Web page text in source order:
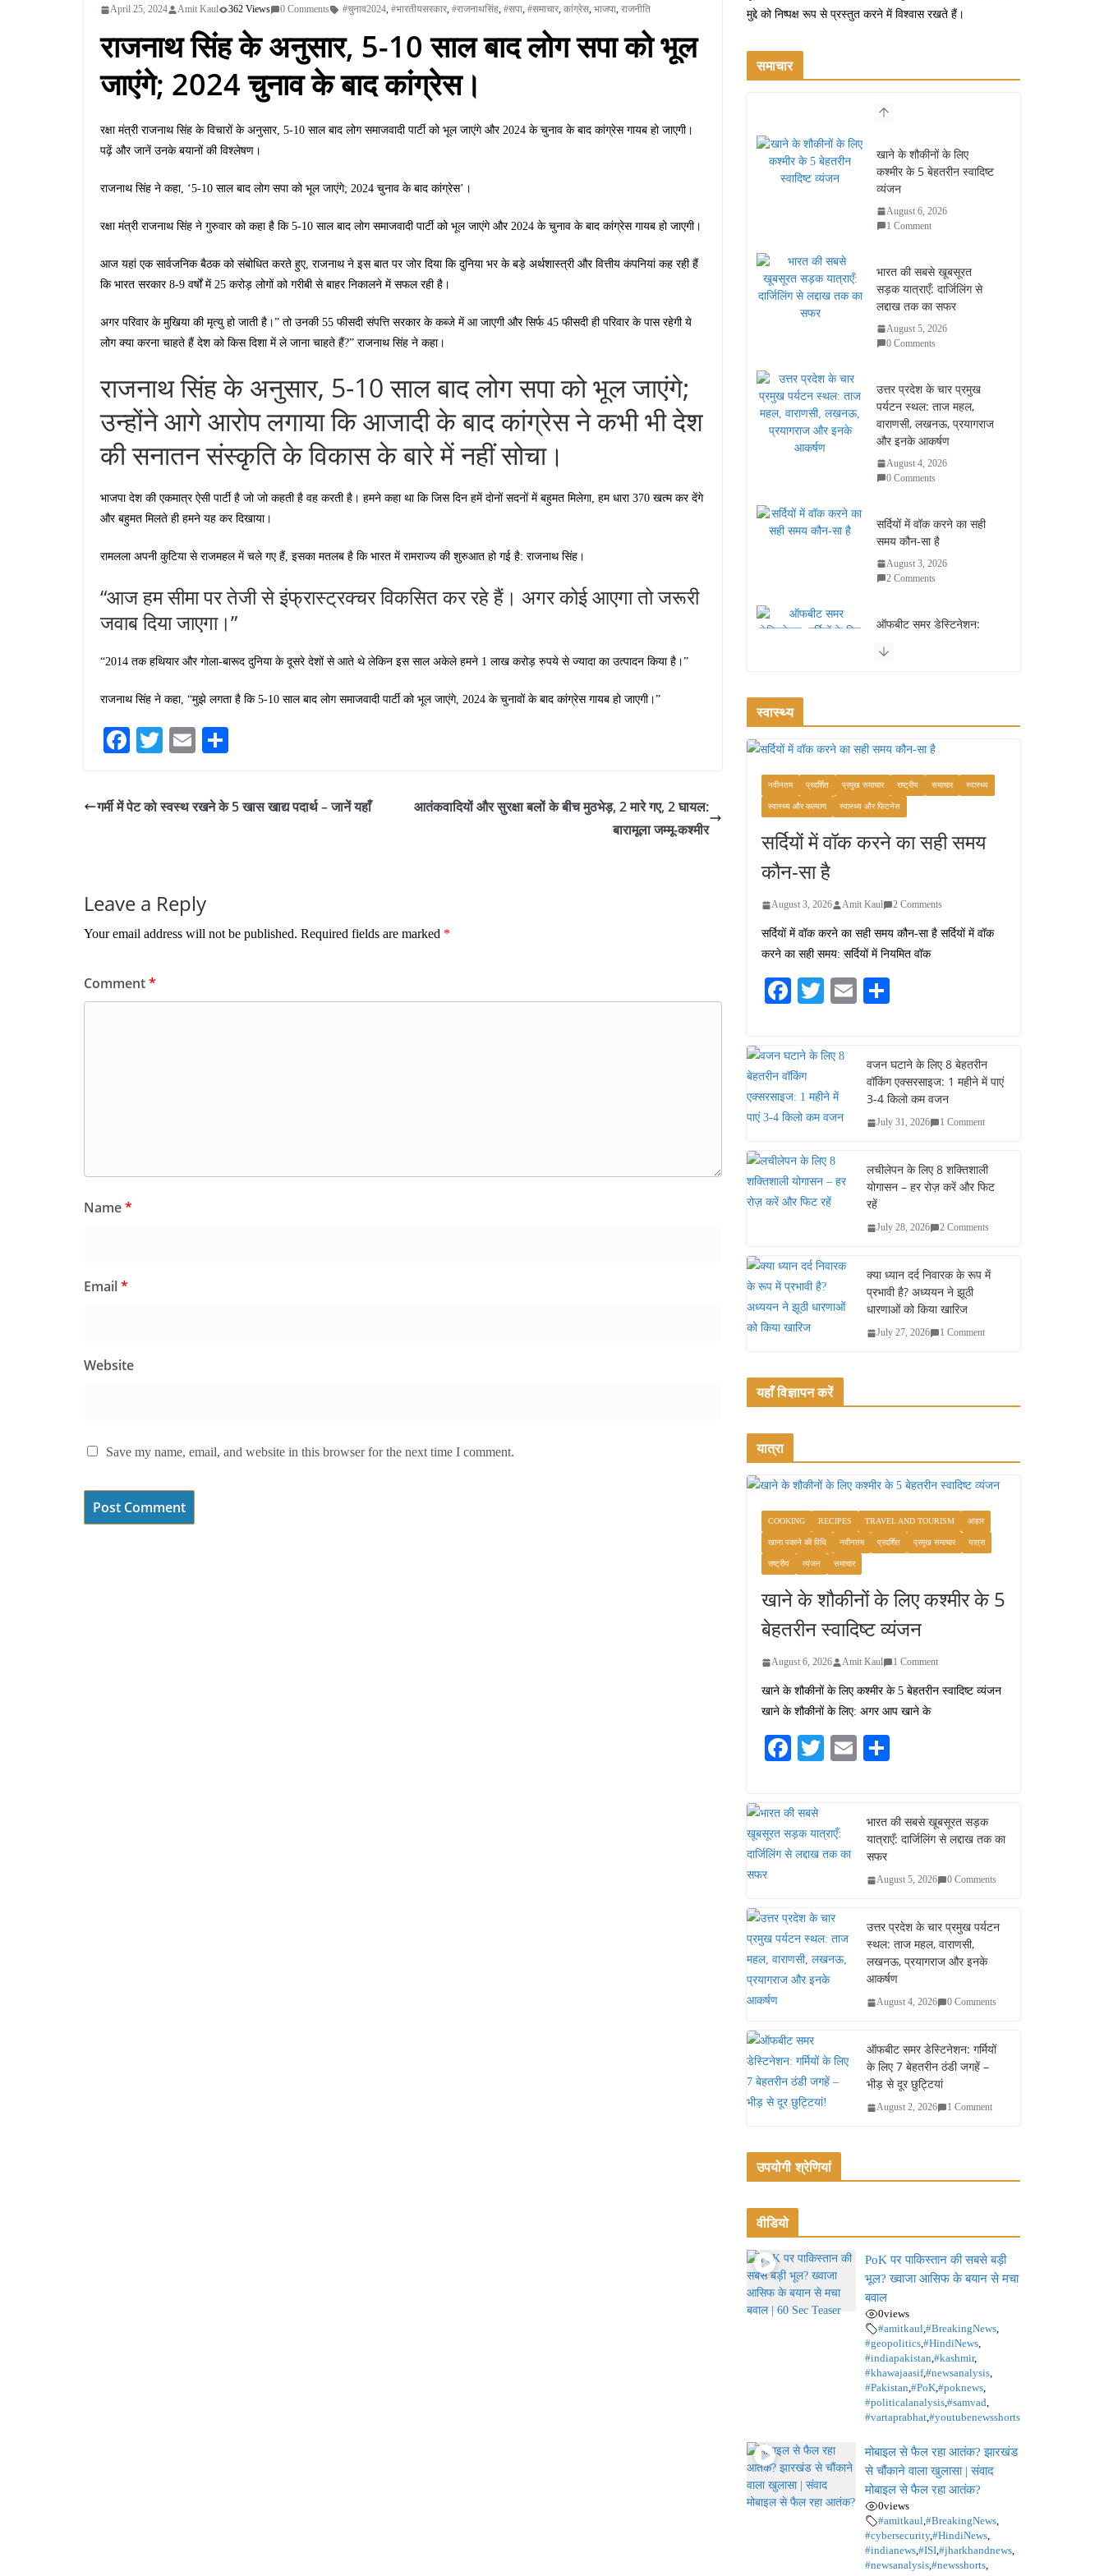
April 25, 2024 Amit Kaul 362 Views 0 Comments #चुनाव2024, #भारतीयसरकार, #राजनाथसिंह, #सपा, #समाचार, कांग्रेस, भाजपा, राजनीति
राजनाथ सिंह के अनुसार, 5-10 साल बाद लोग सपा को भूल
जाएंगे; 2024 चुनाव के बाद कांग्रेस।
रक्षा मंत्री राजनाथ सिंह के विचारों के अनुसार, 5-10 साल बाद लोग समाजवादी पार्टी को भूल जाएंगे और 2024 के चुनाव के बाद कांग्रेस गायब हो जाएगी।
पढ़ें और जानें उनके बयानों की विश्लेषण।
राजनाथ सिंह ने कहा, ‘5-10 साल बाद लोग सपा को भूल जाएंगे; 2024 चुनाव के बाद कांग्रेस’।
रक्षा मंत्री राजनाथ सिंह ने गुरुवार को कहा है कि 5-10 साल बाद लोग समाजवादी पार्टी को भूल जाएंगे और 2024 के चुनाव के बाद कांग्रेस गायब हो जाएगी।
आज यहां एक सार्वजनिक बैठक को संबोधित करते हुए, राजनाथ ने इस बात पर जोर दिया कि दुनिया भर के बड़े अर्थशास्त्री और वित्तीय कंपनियां कह रही हैं
कि भारत सरकार 8-9 वर्षों में 25 करोड़ लोगों को गरीबी से बाहर निकालने में सफल रही है।
अगर परिवार के मुखिया की मृत्यु हो जाती है।” तो उनकी 55 फीसदी संपत्ति सरकार के कब्जे में आ जाएगी और सिर्फ 45 फीसदी ही परिवार के पास रहेगी ये
लोग क्या करना चाहते हैं देश को किस दिशा में ले जाना चाहते हैं?” राजनाथ सिंह ने कहा।
राजनाथ सिंह के अनुसार, 5-10 साल बाद लोग सपा को भूल जाएंगे;
उन्होंने आगे आरोप लगाया कि आजादी के बाद कांग्रेस ने कभी भी देश
की सनातन संस्कृति के विकास के बारे में नहीं सोचा।
भाजपा देश की एकमात्र ऐसी पार्टी है जो जो कहती है वह करती है। हमने कहा था कि जिस दिन हमें दोनों सदनों में बहुमत मिलेगा, हम धारा 370 खत्म कर देंगे
और बहुमत मिलते ही हमने यह कर दिखाया।
रामलला अपनी कुटिया से राजमहल में चले गए हैं, इसका मतलब है कि भारत में रामराज्य की शुरुआत हो गई है: राजनाथ सिंह।
“आज हम सीमा पर तेजी से इंफ्रास्ट्रक्चर विकसित कर रहे हैं। अगर कोई आएगा तो जरूरी
जवाब दिया जाएगा।”
“2014 तक हथियार और गोला-बारूद दुनिया के दूसरे देशों से आते थे लेकिन इस साल अकेले हमने 1 लाख करोड़ रुपये से ज्यादा का उत्पादन किया है।”
राजनाथ सिंह ने कहा, “मुझे लगता है कि 5-10 साल बाद लोग समाजवादी पार्टी को भूल जाएंगे, 2024 के चुनावों के बाद कांग्रेस गायब हो जाएगी।”
Fa
bo
ok
T
r
E
ail
गर्मी में पेट को स्वस्थ रखने के 5 खास खाद्य पदार्थ – जानें यहाँ
आतंकवादियों और सुरक्षा बलों के बीच मुठभेड़, 2 मारे गए, 2 घायल:
बारामूला जम्मू-कश्मीर
Leave a Reply
Your email address will not be published. Required fields are marked *
Comment*
Name*
Email*
Website
Save my name, email, and website in this browser for the next time I comment.
मुद्दे को निष्पक्ष रूप से प्रस्तुत करने में विश्वास रखते हैं।
समाचार
खाने के शौकीनों के लिए
कश्मीर के 5 बेहतरीन स्वादिष्ट
व्यंजन
August 6, 2026
1 Comment
भारत की सबसे खूबसूरत
सड़क यात्राएँ: दार्जिलिंग से
लद्दाख तक का सफर
August 5, 2026
0 Comments
उत्तर प्रदेश के चार प्रमुख
पर्यटन स्थल: ताज महल,
वाराणसी, लखनऊ, प्रयागराज
और इनके आकर्षण
August 4, 2026
0 Comments
सर्दियों में वॉक करने का सही
समय कौन-सा है
August 3, 2026
2 Comments
ऑफबीट समर डेस्टिनेशन:
जगहें – भीड़ से दूर छुट्टियां
कश्मीर यात्रा गाइड:
प्राकृतिक सुंदरता और
स्वादिष्ट भोजन का अनूठा संगम
August 1, 2026
1 Comment
16 ज़रूरी कीबोर्ड शॉर्टकट्स
जो आपकी उत्पादकता को
दोगुना कर देंगे
स्वास्थ्य
नवीनतम प्रदर्शित प्रमुख समाचार राष्ट्रीय समाचार स्वास्थ्य
स्वास्थ्य और कल्याण स्वास्थ्य और फिटनेस
सर्दियों में वॉक करने का सही समय
कौन-सा है
August 3, 2026 Amit Kaul 2 Comments
सर्दियों में वॉक करने का सही समय कौन-सा है सर्दियों में वॉक
करने का सही समय: सर्दियों में नियमित वॉक
Fa
bo
ok
T
tte
r
E
वजन घटाने के लिए 8 बेहतरीन
वॉकिंग एक्सरसाइज: 1 महीने में पाएं
3-4 किलो कम वजन
July 31, 2026 1 Comment
लचीलेपन के लिए 8 शक्तिशाली
योगासन – हर रोज़ करें और फिट
रहें
July 28, 2026 2 Comments
क्या ध्यान दर्द निवारक के रूप में
प्रभावी है? अध्ययन ने झूठी
धारणाओं को किया खारिज
July 27, 2026 1 Comment
यहाँ विज्ञापन करें
यात्रा
COOKING RECIPES TRAVEL AND TOURISM आहार
खाना पकाने की विधि नवीनतम प्रदर्शित प्रमुख समाचार यात्रा
राष्ट्रीय व्यंजन समाचार
खाने के शौकीनों के लिए कश्मीर के 5
बेहतरीन स्वादिष्ट व्यंजन
August 6, 2026 Amit Kaul 1 Comment
खाने के शौकीनों के लिए कश्मीर के 5 बेहतरीन स्वादिष्ट व्यंजन
खाने के शौकीनों के लिए: अगर आप खाने के
Fa
bo
ok
T
r
E
भारत की सबसे खूबसूरत सड़क
यात्राएँ: दार्जिलिंग से लद्दाख तक का
सफर
August 5, 2026 0 Comments
उत्तर प्रदेश के चार प्रमुख पर्यटन
स्थल: ताज महल, वाराणसी,
लखनऊ, प्रयागराज और इनके
आकर्षण
August 4, 2026 0 Comments
ऑफबीट समर डेस्टिनेशन: गर्मियों
के लिए 7 बेहतरीन ठंडी जगहें –
भीड़ से दूर छुट्टियां
August 2, 2026 1 Comment
उपयोगी श्रेणियां
वीडियो
PoK पर पाकिस्तान की सबसे बड़ी
भूल? ख्वाजा आसिफ के बयान से मचा
बवाल
0views
#amitkaul,#BreakingNews,
#geopolitics,#HindiNews,
#indiapakistan,#kashmir,
#khawajaasif,#newsanalysis,
#Pakistan,#PoK,#poknews,
#politicalanalysis,#samvad,
#vartaprabhat,#youtubenewsshorts
मोबाइल से फैल रहा आतंक? झारखंड
से चौंकाने वाला खुलासा | संवाद
मोबाइल से फैल रहा आतंक?
0views
#amitkaul,#BreakingNews,
#cybersecurity,#HindiNews,
#indianews,#ISI,#jharkhandnews,
#newsanalysis,#newsshorts,